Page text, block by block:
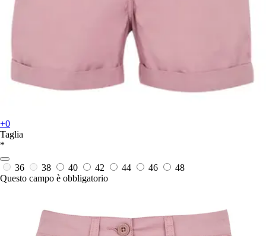
+0
Taglia
*
36 38 40 42 44 46
48
Questo campo è obbligatorio